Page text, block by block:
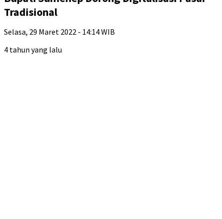
Tradisional
Selasa, 29 Maret 2022 - 14:14 WIB
4 tahun yang lalu